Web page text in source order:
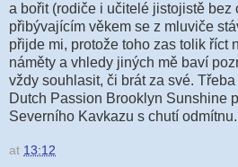
a bořit (rodiče i učitelé jistojistě bez
přibývajícím věkem se z mluviče
přijde mi, protože toho zas tolik říct
náměty a vhledy jiných mě baví
vždy souhlasit, či brát za své.
Dutch Passion Brooklyn Sunshine
Severního Kavkazu s chutí odmítnu.
at 13:12